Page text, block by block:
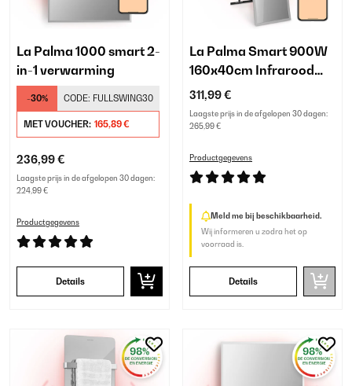
La Palma 1000 smart 2-
in-1 verwarming
-30% CODE: FULLSWING30
MET VOUCHER: 165,89 €
236,99 €
Laagste prijs in de afgelopen 30 dagen:
224,99 €
Productgegevens
Details
La Palma Smart 900W
160x40cm Infrarood
Spiegel Zilver
311,99 €
Laagste prijs in de afgelopen 30 dagen:
265,99 €
Productgegevens
Meld me bij beschikbaarheid.
Wij informeren u zodra het op
voorraad is.
Details